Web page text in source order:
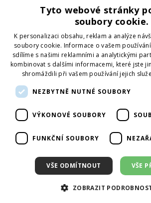
Obchodní podmínky
Naši partneři
Formulář pro vrácení zboží
Vrácení zboží
Doprava
Sledujte nás
Přihlásit mailing
Tyto webové stránky
soubory cookie.
K personalizaci obsahu, reklam a analýze
soubory cookie. Informace o vašem
sdílíme s našimi reklamními a analytickými
kombinovat s dalšími informacemi, které jste
shromáždili při vašem používání jejich
NEZBYTNĚ NUTNÉ SOUBORY
VÝKONOVÉ SOUBORY
FUNKČNÍ SOUBORY
VŠE
VŠE ODMÍTNOUT
ZOBRAZIT